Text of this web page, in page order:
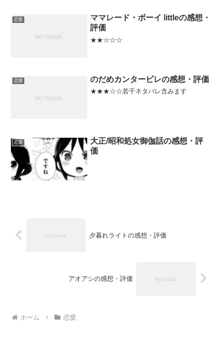
恋愛
ママレード・ボーイ littleの感想・
評価
★★☆☆☆
恋愛 のだめカンタービレの感想・評価
★★★☆☆若干ネタバレ含みます
恋愛
大正/昭和処女御伽話の感想・評
価
夕暮れライトの感想・評価
アオアシの感想・評価
ホーム 恋愛